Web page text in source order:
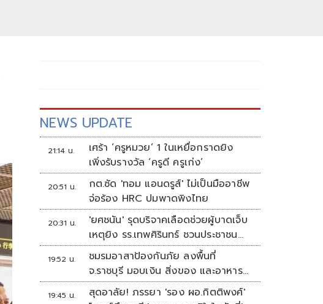
NEWS UPDATE
21:14 น.
เศร้า ‘ครูหมวย’ 1 ในเหยื่อกราดยิง
เพิ่งรับรางวัล ‘ครูดี ครูเก่ง’
20:51 น.
กต.ซัด 'ทอม แอนดรูส์' ไม่เป็นมืออาชีพ
จ่อร้อง HRC ปมพาดพิงไทย
20:31 น.
'ยศชนัน' รุดบริจาคเลือดช่วยผู้บาดเจ็บ
เหตุยิง รร.เทพศิรินทร์ ชวนประชาชน
ร่วมบริจาค
19:52 น.
ชมรมอาสาป้องกันภัย ลงพื้นที่
จ.ราชบุรี มอบเงิน สิ่งของ และอาหาร
กลางวัน แก่โรงเรียนบ้านหนองน้ำใส
19:45 น.
สุดอาลัย! ภรรยา 'รอง ผอ.กิตติพงศ์'